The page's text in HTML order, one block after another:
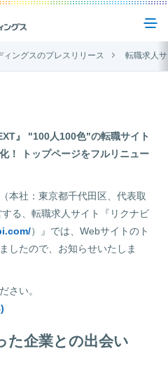
ィングスのプレスリリース 転職求人サイト『リクナビNEXT』 "100
』 "100人100色"の転職サイト
！ トップページをフルリニュー
本社：東京都千代田区、代表取
る、転職求人サイト『リクナビ
/）』では、Webサイトのト
したので、お知らせいたしま
さい。
た企業との出会い